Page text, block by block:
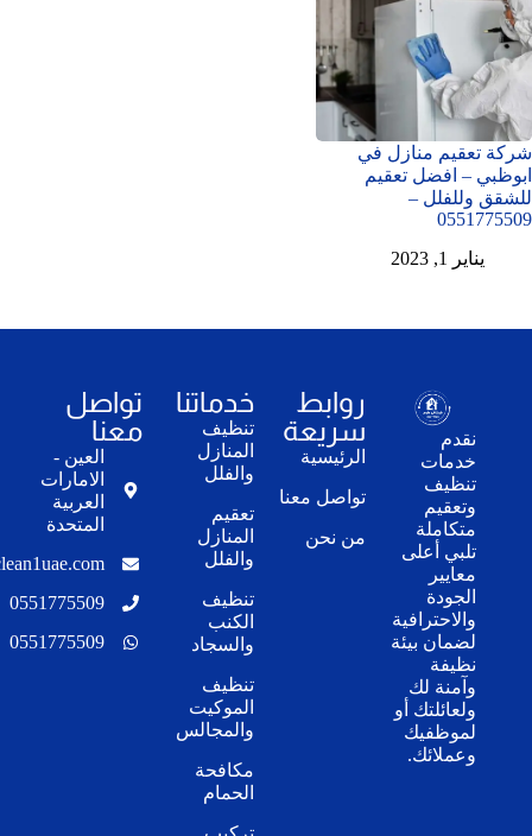
شركة تعقيم منازل في
ابوظبي – افضل تعقيم
للشقق وللفلل –
0551775509
يناير 1, 2023
نقدم
خدمات
تنظيف
وتعقيم
متكاملة
تلبي أعلى
معايير
الجودة
والاحترافية
لضمان بيئة
نظيفة
وآمنة لك
ولعائلتك أو
لموظفيك
وعملائك.
روابط
سريعة
الرئيسية
تواصل معنا
من نحن
خدماتنا
تنظيف
المنازل
والفلل
تعقيم
المنازل
والفلل
تنظيف
الكنب
والسجاد
تنظيف
الموكيت
والمجالس
مكافحة
الحمام
تواصل
معنا
العين -
الامارات
العربية
المتحدة
0551775509
0551775509